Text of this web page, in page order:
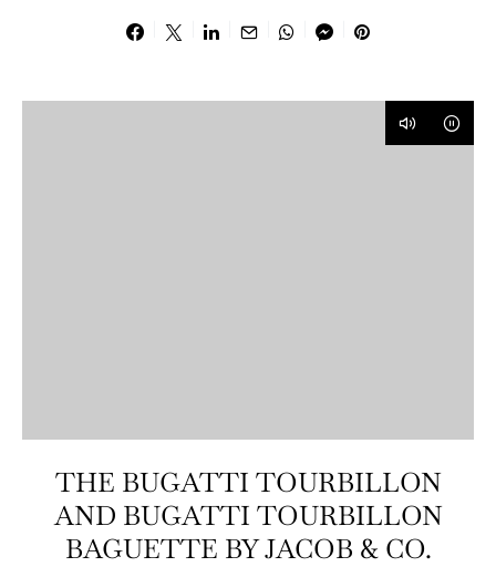
THE BUGATTI TOURBILLON
AND BUGATTI TOURBILLON
BAGUETTE BY JACOB & CO.